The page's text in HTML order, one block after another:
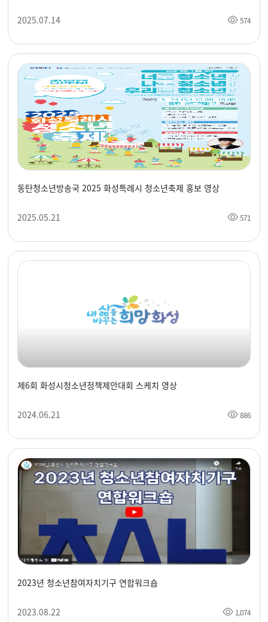
2025.07.14 574
동탄청소년방송국 2025 화성특례시 청소년축제 홍보 영상
2025.05.21 571
제6회 화성시청소년정책제안대회 스케치 영상
2024.06.21 886
2023년 청소년참여자치기구 연합워크숍
2023.08.22 1,074